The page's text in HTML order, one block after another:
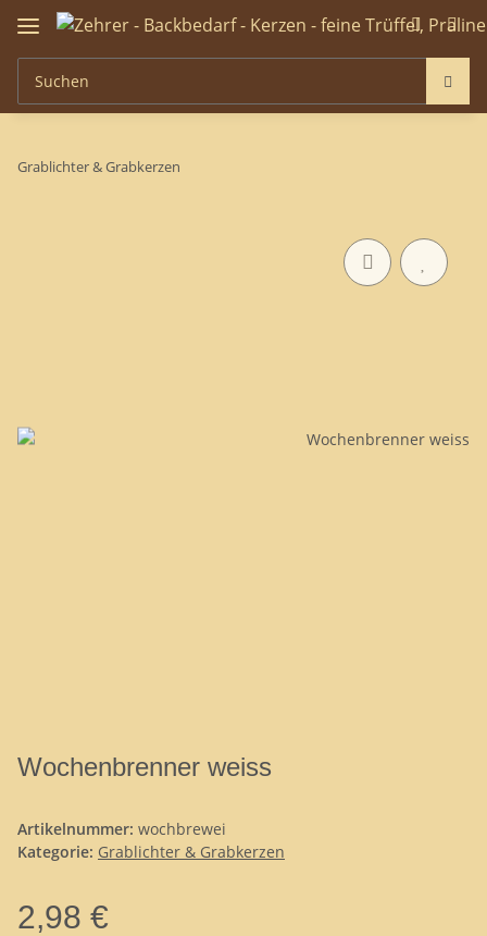
Grablichter & Grabkerzen
Wochenbrenner weiss
Artikelnummer: wochbrewei
Kategorie: Grablichter & Grabkerzen
2,98 €